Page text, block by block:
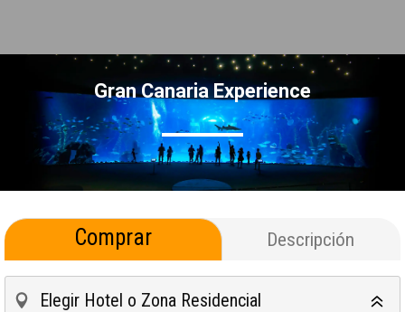
Gran Canaria Experience
Comprar Descripción
Elegir Hotel o Zona Residencial